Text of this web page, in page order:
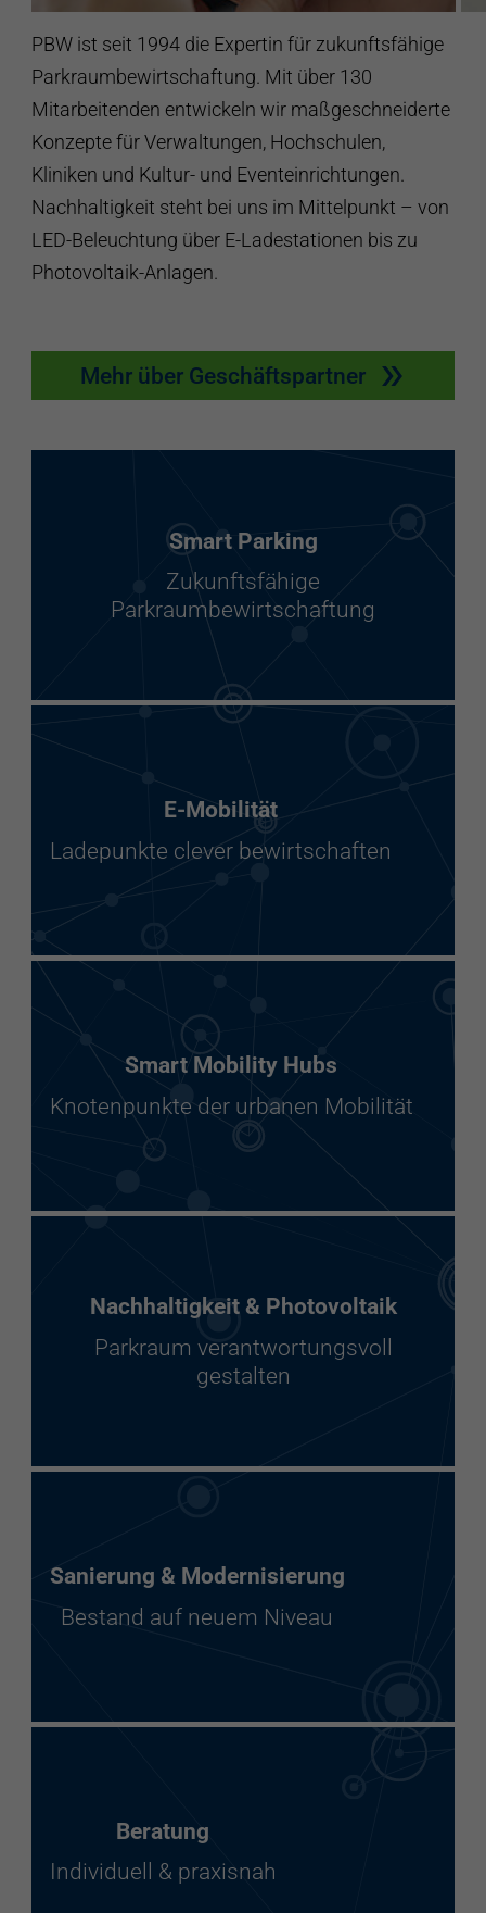
PBW ist seit 1994 die Expertin für zukunftsfähige
Parkraumbewirtschaftung. Mit über 130
Mitarbeitenden entwickeln wir maßgeschneiderte
Konzepte für Verwaltungen, Hochschulen,
Kliniken und Kultur- und Eventeinrichtungen.
Nachhaltigkeit steht bei uns im Mittelpunkt – von
LED-Beleuchtung über E-Ladestationen bis zu
Photovoltaik-Anlagen.
Mehr über Geschäftspartner
Smart Parking
Zukunftsfähige
Parkraumbewirtschaftung
E-Mobilität
Ladepunkte clever bewirtschaften
Smart Mobility Hubs
Knotenpunkte der urbanen Mobilität
Nachhaltigkeit & Photovoltaik
Parkraum verantwortungsvoll
gestalten
Sanierung & Modernisierung
Bestand auf neuem Niveau
Beratung
Individuell & praxisnah